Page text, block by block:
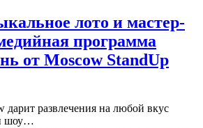
лото и мастер-
программа
от Moscow StandUp
дарит развлечения на любой вкус
шоу…